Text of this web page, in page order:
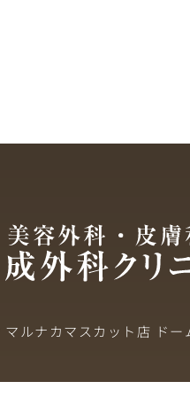
マルナカマスカット店 ドー